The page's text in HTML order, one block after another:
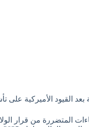
القيود الأميركية على